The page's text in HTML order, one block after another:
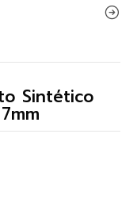
Sintético